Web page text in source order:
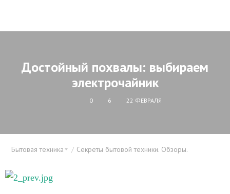
Достойный похвалы: выбираем
электрочайник
0 6 22 ФЕВРАЛЯ
Бытовая техника Секреты бытовой техники. Обзоры.